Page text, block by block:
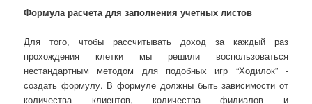
Формула расчета для заполнения учетных листов
Для того, чтобы рассчитывать доход за каждый раз
прохождения клетки мы решили воспользоваться
нестандартным методом для подобных игр “Ходилок” -
создать формулу. В формуле должны быть зависимости от
количества клиентов, количества филиалов и